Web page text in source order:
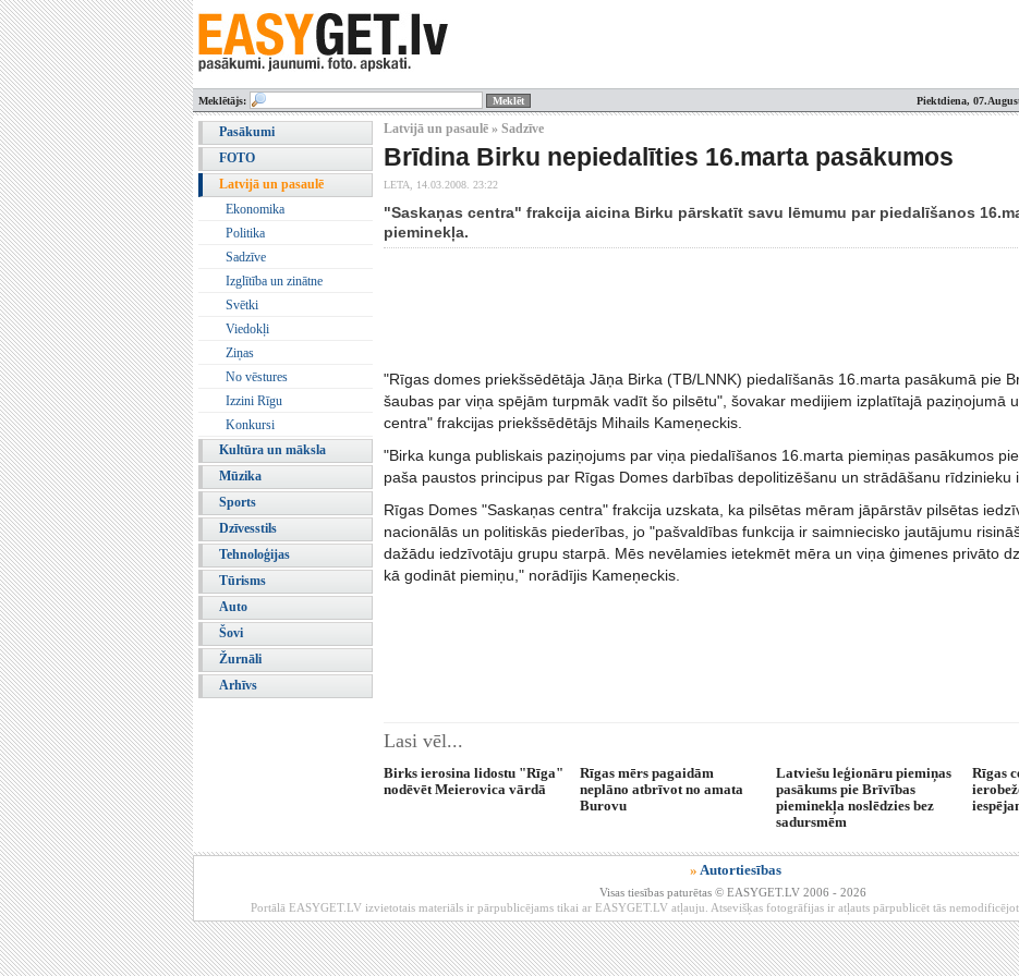
Piektdiena,
Meklētājs:
Pasākumi
FOTO
Latvijā un pasaulē
Ekonomika
Politika
Sadzīve
Izglītība un zinātne
Svētki
Viedokļi
Ziņas
No vēstures
Izzini Rīgu
Konkursi
Kultūra un māksla
Mūzika
Sports
Dzīvesstils
Tehnoloģijas
Tūrisms
Auto
Šovi
Žurnāli
Arhīvs
Latvijā un pasaulē » Sadzīve
Brīdina Birku nepiedalīties 16.marta pasākumos
LETA, 14.03.2008. 23:22
"Saskaņas centra" frakcija aicina Birku pārskatīt savu lēmumu par piedalīšanos
pieminekļa.
"Rīgas domes priekšsēdētāja Jāņa Birka (TB/LNNK) piedalīšanās 16.marta pasākumā pie
šaubas par viņa spējām turpmāk vadīt šo pilsētu", šovakar medijiem izplatītajā paziņojumā
centra" frakcijas priekšsēdētājs Mihails Kameņeckis.
"Birka kunga publiskais paziņojums par viņa piedalīšanos 16.marta piemiņas pasākumos
paša paustos principus par Rīgas Domes darbības depolitizēšanu un strādāšanu rīdzinieku
Rīgas Domes "Saskaņas centra" frakcija uzskata, ka pilsētas mēram jāpārstāv pilsētas
nacionālās un politiskās piederības, jo "pašvaldības funkcija ir saimniecisko jautājumu
dažādu iedzīvotāju grupu starpā. Mēs nevēlamies ietekmēt mēra un viņa ģimenes privāto
kā godināt piemiņu," norādījis Kameņeckis.
Lasi vēl...
Birks ierosina lidostu "Rīga"
nodēvēt Meierovica vārdā
Rīgas mērs pagaidām
neplāno atbrīvot no amata
Burovu
Latviešu leģionāru piemiņas
pasākums pie Brīvības
pieminekļa noslēdzies bez
sadursmēm
Rīgas
» Autortiesības
Visas tiesības paturētas © EASYGET.LV 2006 - 2026
Portālā EASYGET.LV izvietotais materiāls ir pārpublicējams tikai ar EASYGET.LV atļauju. Atsevišķas fotogrāfijas ir atļauts pārpublicēt tās